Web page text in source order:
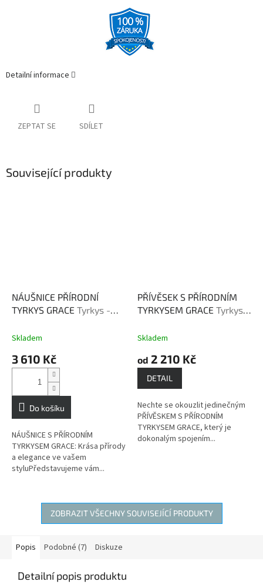
Detailní informace
ZEPTAT SE SDÍLET
Související produkty
NÁUŠNICE PŘÍRODNÍ
TYRKYS GRACE Tyrkys -
cestovatelů
Skladem
3 610 Kč
Do košíku
NÁUŠNICE S PŘÍRODNÍM
TYRKYSEM GRACE: Krása přírody
a elegance ve vašem
styluPředstavujeme vám...
PŘÍVĚSEK S PŘÍRODNÍM
TYRKYSEM GRACE Tyrkys -
cestovatelů
Skladem
od 2 210 Kč
DETAIL
Nechte se okouzlit jedinečným
PŘÍVĚSKEM S PŘÍRODNÍM
TYRKYSEM GRACE, který je
dokonalým spojením...
ZOBRAZIT VŠECHNY SOUVISEJÍCÍ PRODUKTY
Popis Podobné (7) Diskuze
Detailní popis produktu